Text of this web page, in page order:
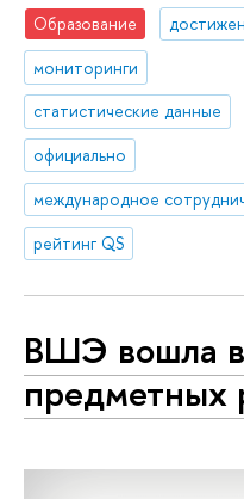
Образование
мониторинги
статистические данные
официально
международное
рейтинг QS
ВШЭ вошла
предметных